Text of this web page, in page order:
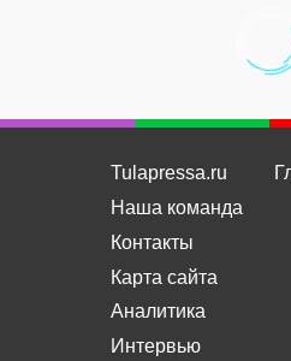
Tulapressa.ru
Наша команда
Контакты
Карта сайта
Аналитика
Интервью